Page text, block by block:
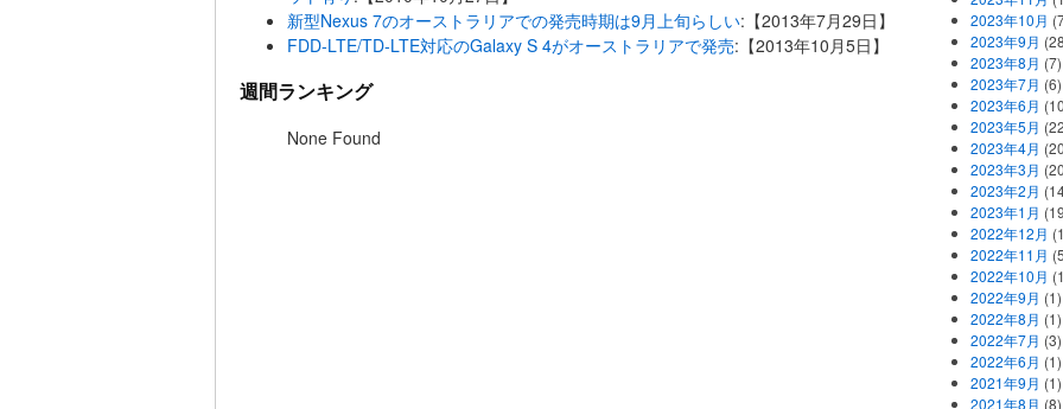
新型Nexus 7のオーストラリアでの発売時期は9月上旬らしい:【2013年7月29日】
FDD-LTE/TD-LTE対応のGalaxy S 4がオーストラリアで発売:【2013年10月5日】
週間ランキング
None Found
2023年10月
2023年9月
2023年8月 (7)
2023年7月 (6)
2023年6月
2023年5月
2023年4月
2023年3月
2023年2月
2023年1月
2022年12月
2022年11月
2022年10月
2022年9月 (1)
2022年8月 (1)
2022年7月 (3)
2022年6月 (1)
2021年9月 (1)
2021年8月 (8)